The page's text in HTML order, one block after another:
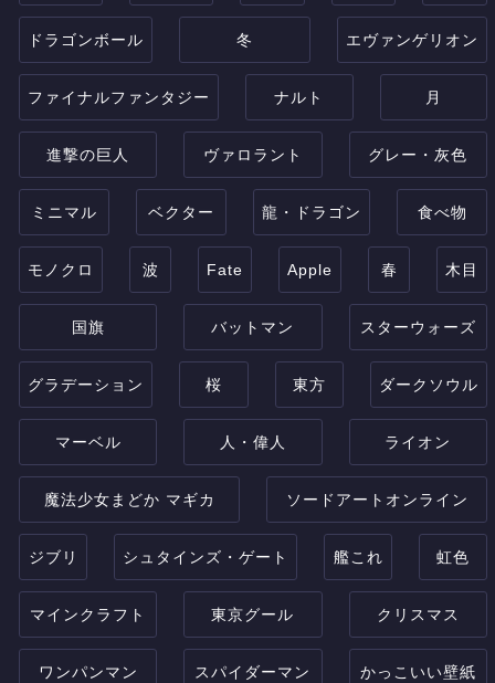
ドラゴンボール 冬 エヴァンゲリオン
ファイナルファンタジー ナルト 月
進撃の巨人 ヴァロラント グレー・灰色
ミニマル ベクター 龍・ドラゴン 食べ物
モノクロ 波 Fate Apple 春 木目
国旗 バットマン スターウォーズ
グラデーション 桜 東方 ダークソウル
マーベル 人・偉人 ライオン
魔法少女まどか マギカ ソードアートオンライン
ジブリ シュタインズ・ゲート 艦これ 虹色
マインクラフト 東京グール クリスマス
ワンパンマン スパイダーマン かっこいい壁紙